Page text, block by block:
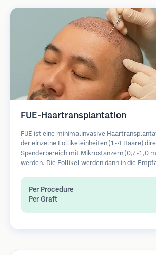
FUE-Haartransplantation
FUE ist eine minimalinvasive
der einzelne Follikeleinheiten (1-4 Haare)
Spenderbereich mit Mikrostanzern (0,7-1,0
werden. Die Follikel werden dann in die
kaum sichtbare Narben und ermöglicht eine
im Vergleich zu Streifenentnahmemethoden.
Per Procedure
Per Graft